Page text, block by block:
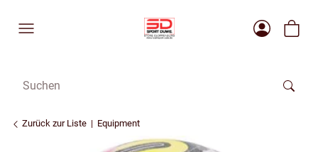
Zurück zur Liste Equipment